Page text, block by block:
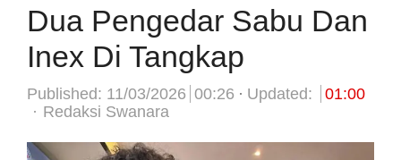
Dua Pengedar Sabu Dan
Inex Di Tangkap
Published: 11/03/2026 00:26 Updated:
01:00
Author
Redaksi Swanara